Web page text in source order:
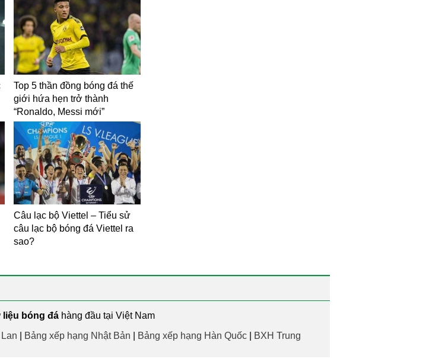
Top 5 thần đồng bóng đá thế
giới hứa hẹn trở thành
“Ronaldo, Messi mới”
Câu lạc bộ Viettel – Tiểu sử
câu lạc bộ bóng đá Viettel ra
sao?
liệu bóng đá hàng đầu tại Việt Nam
Bảng xếp hạng Nhật Bản Bảng xếp hạng Hàn Quốc
BXH Trung